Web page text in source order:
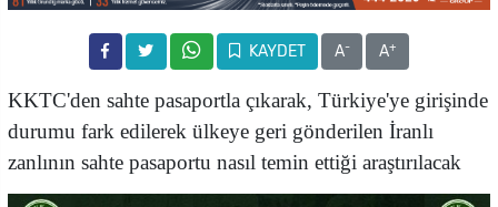
KAYDET A- A+
KKTC'den sahte pasaportla çıkarak, Türkiye'ye girişinde
durumu fark edilerek ülkeye geri gönderilen İranlı
zanlının sahte pasaportu nasıl temin ettiği araştırılacak